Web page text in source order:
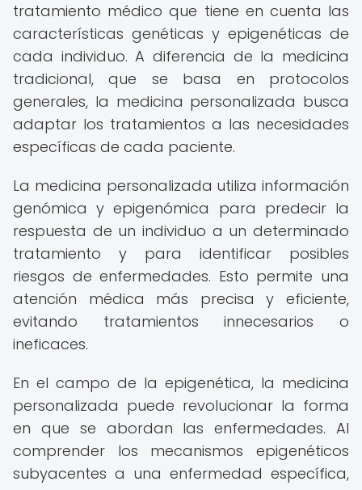
tratamiento médico que tiene en cuenta las
características genéticas y epigenéticas de
cada individuo. A diferencia de la medicina
tradicional, que se basa en protocolos
generales, la medicina personalizada busca
adaptar los tratamientos a las necesidades
específicas de cada paciente.
La medicina personalizada utiliza información
genómica y epigenómica para predecir la
respuesta de un individuo a un determinado
tratamiento y para identificar posibles
riesgos de enfermedades. Esto permite una
atención médica más precisa y eficiente,
evitando tratamientos innecesarios o
ineficaces.
En el campo de la epigenética, la medicina
personalizada puede revolucionar la forma
en que se abordan las enfermedades. Al
comprender los mecanismos epigenéticos
subyacentes a una enfermedad específica,